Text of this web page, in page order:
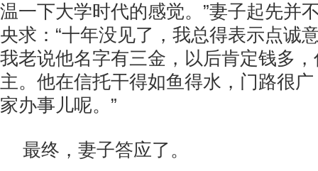
温一下大学时代的感觉。”妻子起先并
央求：“十年没见了，我总得表示点诚
我老说他名字有三金，以后肯定钱多
主。他在信托干得如鱼得水，门路很
家办事儿呢。”
最终，妻子答应了。